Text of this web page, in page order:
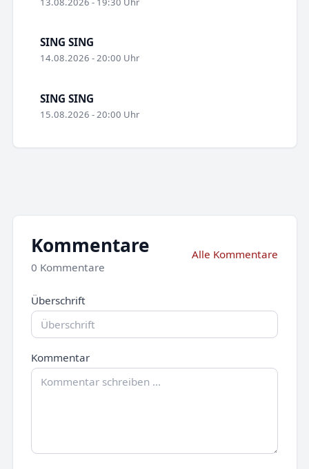
SING SING
14.08.2026 - 20:00 Uhr
SING SING
15.08.2026 - 20:00 Uhr
Kommentare
0 Kommentare
Alle Kommentare
Überschrift
Kommentar